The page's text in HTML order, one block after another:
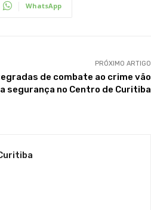
WhatsApp
PRÓXIMO ARTIGO
de combate ao crime vão
segurança no Centro de Curitiba